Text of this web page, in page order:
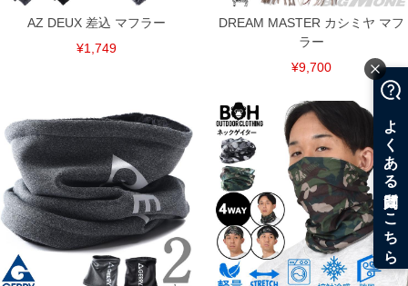
COLOR VARIATION
AZ DEUX 差込 マフラー
¥1,749
DREAM MASTER カシミヤ マフ
ラー
¥9,700